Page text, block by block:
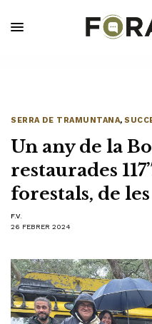
SERRA DE TRAMUNTANA,
Un any de la
restaurades
forestals, de les
F.V.
26 FEBRER 2024